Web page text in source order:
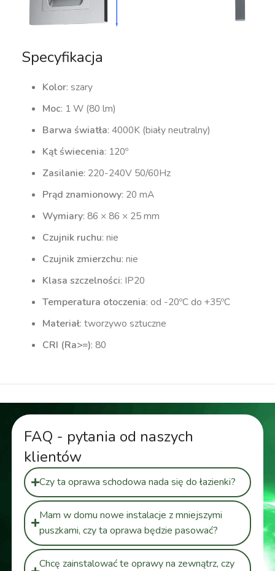
Specyfikacja
Kolor: szary
Moc: 1 W (80 lm)
Barwa światła: 4000K (biały neutralny)
Kąt świecenia: 120º
Zasilanie: 220-240V 50/60Hz
Prąd znamionowy: 20 mA
Wymiary: 86 × 86 × 25 mm
Czujnik ruchu: nie
Czujnik zmierzchu: nie
Klasa szczelności: IP20
Temperatura otoczenia: od -20ºC do +35ºC
Materiał: tworzywo sztuczne
CRI (Ra>=): 80
FAQ - pytania od naszych
klientów
Czy ta oprawa schodowa nada się do łazienki?
Mam w domu nowe instalacje z mniejszymi
puszkami, czy ta oprawa będzie pasować?
Chcę zainstalować te oprawy na zewnątrz, czy